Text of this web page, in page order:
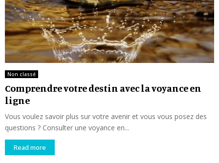
Non classé
Comprendre votre destin avec la voyance en
ligne
Vous voulez savoir plus sur votre avenir et vous vous posez des
questions ? Consulter une voyance en...
Read more